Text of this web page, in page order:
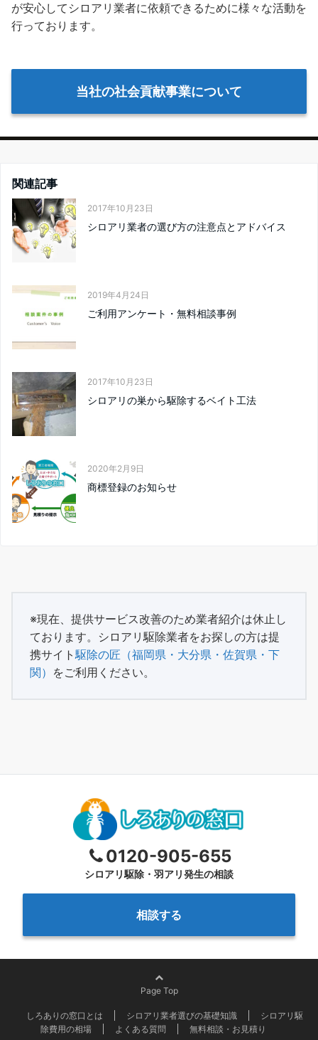
が安心してシロアリ業者に依頼できるために様々な活動を
行っております。
当社の社会貢献事業について
関連記事
2017年10月23日
シロアリ業者の選び方の注意点とアドバイス
2019年4月24日
ご利用アンケート・無料相談事例
2017年10月23日
シロアリの巣から駆除するベイト工法
2020年2月9日
商標登録のお知らせ
※現在、提供サービス改善のため業者紹介は休止し
ております。シロアリ駆除業者をお探しの方は提
携サイト駆除の匠（福岡県・大分県・佐賀県・下
関） をご利用ください。
0120-905-655
シロアリ駆除・羽アリ発生の相談
相談する
Page Top
しろありの窓口とは シロアリ業者選びの基礎知識
シロアリ駆
除費用の相場
よくある質問 無料相談・お見積り